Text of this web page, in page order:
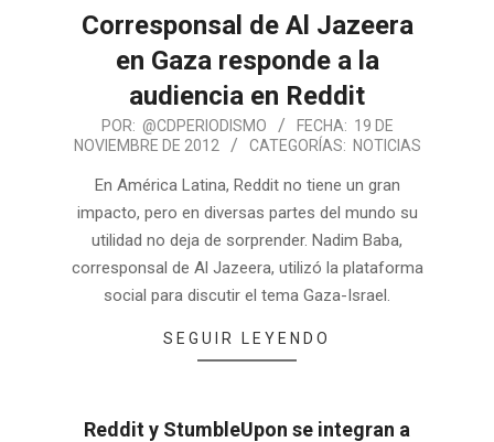
Corresponsal de Al Jazeera
en Gaza responde a la
audiencia en Reddit
POR: @CDPERIODISMO FECHA: 19 DE
NOVIEMBRE DE 2012
CATEGORÍAS: NOTICIAS
En América Latina, Reddit no tiene un gran
impacto, pero en diversas partes del mundo su
utilidad no deja de sorprender. Nadim Baba,
corresponsal de Al Jazeera, utilizó la plataforma
social para discutir el tema Gaza-Israel.
SEGUIR LEYENDO
Reddit y StumbleUpon se integran a